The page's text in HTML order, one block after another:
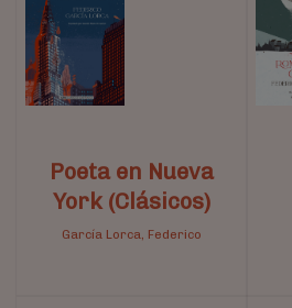
Poeta en Nueva
York (Clásicos)
García Lorca, Federico